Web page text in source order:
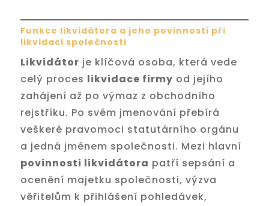
Funkce likvidátora a jeho povinnosti při
likvidaci společnosti
Likvidátor je klíčová osoba, která vede
celý proces likvidace firmy od jejího
zahájení až po výmaz z obchodního
rejstříku. Po svém jmenování přebírá
veškeré pravomoci statutárního orgánu
a jedná jménem společnosti. Mezi hlavní
povinnosti likvidátora patří sepsání a
ocenění majetku společnosti, výzva
věřitelům k přihlášení pohledávek,